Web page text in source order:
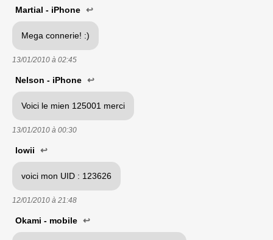
Martial - iPhone ↩
Mega connerie! :)
13/01/2010 à 02:45
Nelson - iPhone ↩
Voici le mien 125001 merci
13/01/2010 à 00:30
lowii ↩
voici mon UID : 123626
12/01/2010 à 21:48
Okami - mobile ↩